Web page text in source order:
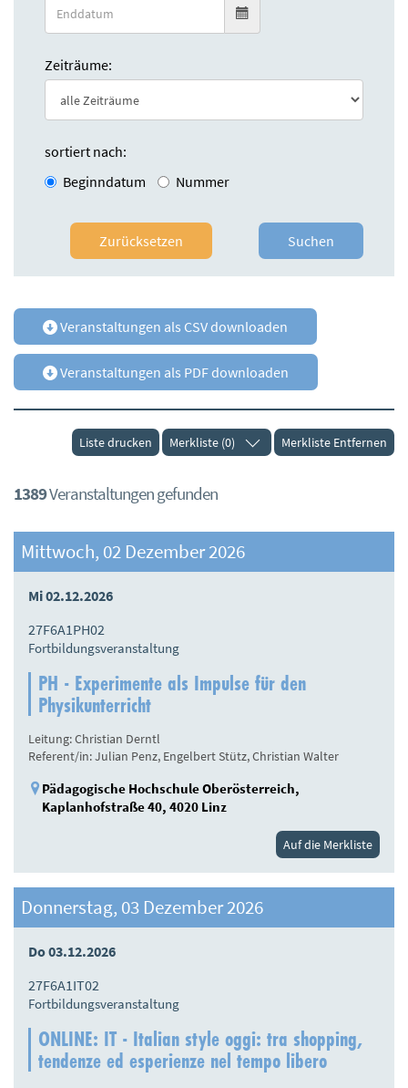
Zeiträume:
sortiert nach:
Beginndatum
Nummer
Zurücksetzen Suchen
Veranstaltungen als CSV downloaden
Veranstaltungen als PDF downloaden
Liste drucken Merkliste (0) Merkliste Entfernen
1389Veranstaltungen gefunden
Mittwoch, 02 Dezember 2026
Mi 02.12.2026
27F6A1PH02
Fortbildungsveranstaltung
PH - Experimente als Impulse für den
Physikunterricht
Leitung: Christian Derntl
Referent/in: Julian Penz, Engelbert Stütz, Christian Walter
Pädagogische Hochschule Oberösterreich,
Kaplanhofstraße 40, 4020 Linz
Auf die Merkliste
Donnerstag, 03 Dezember 2026
Do 03.12.2026
27F6A1IT02
Fortbildungsveranstaltung
ONLINE: IT - Italian style oggi: tra shopping,
tendenze ed esperienze nel tempo libero